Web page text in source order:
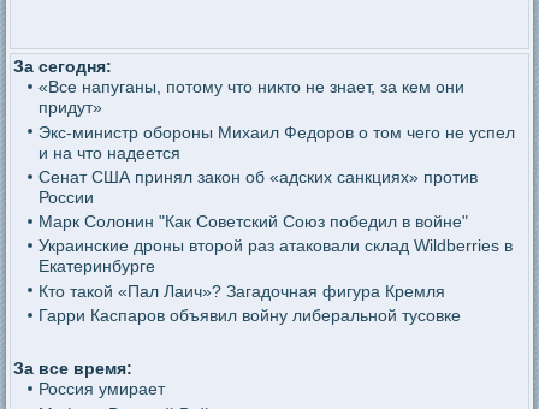
За сегодня:
«Все напуганы, потому что никто не знает, за кем они
придут»
Экс-министр обороны Михаил Федоров о том чего не успел
и на что надеется
Сенат США принял закон об «адских санкциях» против
России
Марк Солонин "Как Советский Союз победил в войне"
Украинские дроны второй раз атаковали склад Wildberries в
Екатеринбурге
Кто такой «Пал Лаич»? Загадочная фигура Кремля
Гарри Каспаров объявил войну либеральной тусовке
За все время:
Россия умирает